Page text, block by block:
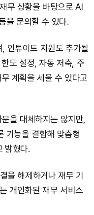
무 상황을 바탕으로 AI
을 문의할 수 있다.
인튜이트 지원도 추가될
도 설정, 자동 저축, 주
계획을 세울 수 있다고
을 대체하지는 않지만,
기능을 결합해 맞춤형
밝혔다.
을 해제하거나 재무 기
개인화된 재무 서비스